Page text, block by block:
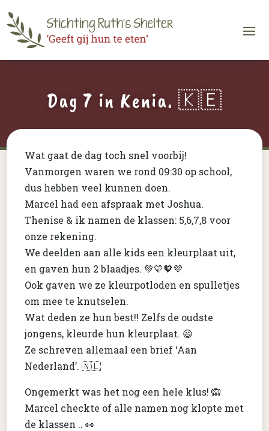
Dag 7 in Kenia. 🇰🇪
Wat gaat de dag toch snel voorbij!
Vanmorgen waren we rond 09:30 op school,
dus hebben veel kunnen doen.
Marcel had een afspraak met Joshua.
Thenise & ik namen de klassen: 5,6,7,8 voor
onze rekening.
We deelden aan alle kids een kleurplaat uit,
en gaven hun 2 blaadjes. 💚💛🧡💜
Ook gaven we ze kleurpotloden en spulletjes
om mee te knutselen.
Wat deden ze hun best!! Zelfs de oudste
jongens, kleurde hun kleurplaat. 😃
Ze schreven allemaal een brief ‘Aan
Nederland’. 🇳🇱
Ongemerkt was het nog een hele klus! 🙉
Marcel checkte of alle namen nog klopte met
de klassen .. 👀